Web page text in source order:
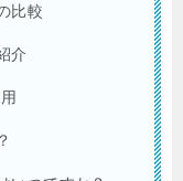
比較
介